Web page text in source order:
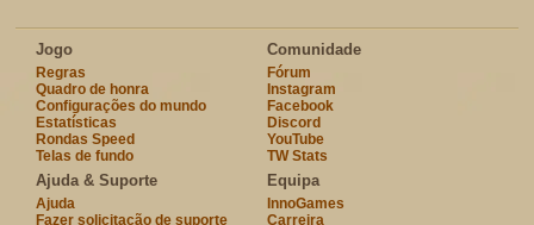
Jogo
Regras
Quadro de honra
Configurações do mundo
Estatísticas
Rondas Speed
Telas de fundo
Comunidade
Fórum
Instagram
Facebook
Discord
YouTube
TW Stats
Ajuda & Suporte
Ajuda
Fazer solicitação de suporte
Equipa
InnoGames
Carreira